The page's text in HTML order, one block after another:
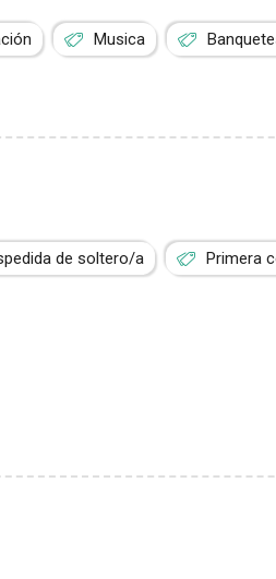
Musica
de soltero/a Primera